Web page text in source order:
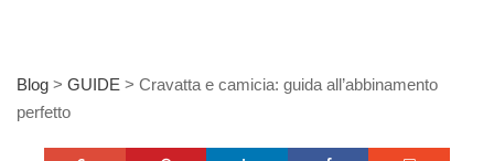
Blog > GUIDE > Cravatta e camicia: guida all’abbinamento
perfetto